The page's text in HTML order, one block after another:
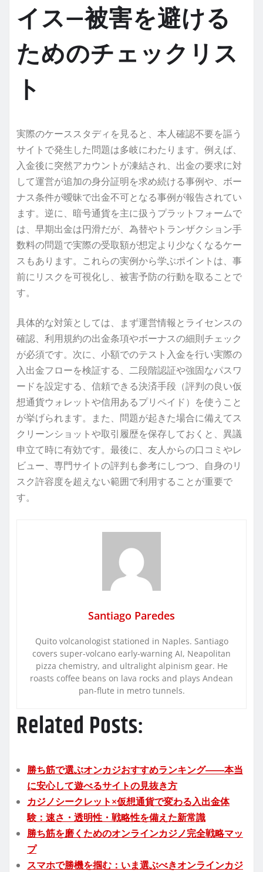
イス—被害を避ける
ためのチェックリス
ト
実際のケーススタディを見ると、本人確認不要を謳う
サイトで発生した問題は多岐にわたります。例えば、
入金後に突然アカウントが凍結され、出金の要求に対
して運営が追加の身分証明を求め続ける事例や、ボー
ナス条件が曖昧で出金不可となる事例が報告されてい
ます。逆に、暗号通貨を主に扱うプラットフォームで
は、早期出金は円滑だが、為替やトランザクション手
数料の問題で実際の受取額が想定より少なくなるケー
スもあります。これらの実例から学ぶポイントは、事
前にリスクを可視化し、被害予防の行動を取ることで
す。
具体的な対策としては、まず運営情報とライセンスの
確認、利用規約の出金条項やボーナスの細則チェック
が必須です。次に、小額でのテスト入金を行い実際の
入出金フローを検証する、二段階認証や強固なパスワ
ードを設定する、信頼できる決済手段（評判の良い仮
想通貨ウォレットや信用あるプリペイド）を使うこと
が挙げられます。また、問題が起きた場合に備えてス
クリーンショットや取引履歴を保存しておくと、異議
申立て時に有効です。最後に、友人からの口コミやレ
ビュー、専門サイトの評判も参考にしつつ、自身のリ
スク許容度を超えない範囲で利用することが重要で
す。
Santiago Paredes
Quito volcanologist stationed in Naples. Santiago
covers super-volcano early-warning AI, Neapolitan
pizza chemistry, and ultralight alpinism gear. He
roasts coffee beans on lava rocks and plays Andean
pan-flute in metro tunnels.
Related Posts:
勝ち筋で選ぶオンカジおすすめランキング――本当
に安心して遊べるサイトの見抜き方
カジノシークレット×仮想通貨で変わる入出金体
験：速さ・透明性・戦略性を備えた新常識
勝ち筋を磨くためのオンラインカジノ完全戦略マッ
プ
スマホで勝機を掴む：いま選ぶべきオンラインカジ